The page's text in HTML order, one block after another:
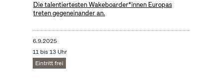
Die talentiertesten Wakeboarder*innen Europas
treten gegeneinander an.
6.9.2025
11 bis 13 Uhr
Eintritt frei